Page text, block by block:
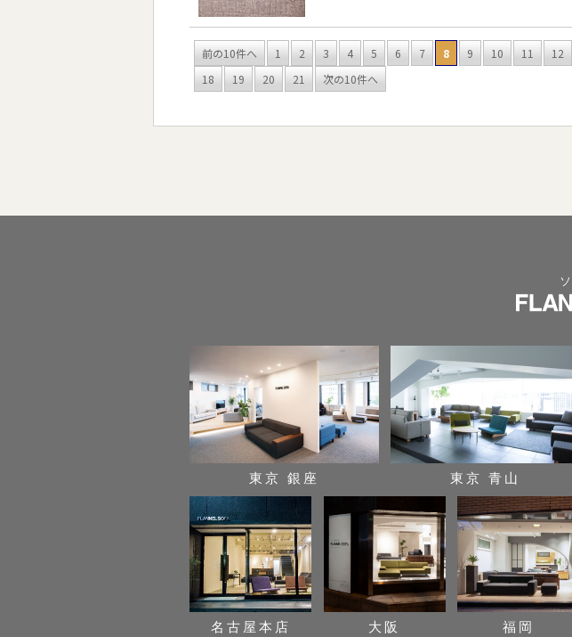
前の10件へ 1 2 3 4 5 6 7 8 9 10 11 12
18
19 20 21 次の10件へ
東京 銀座 東京 青山
名古屋本店 大阪 福岡